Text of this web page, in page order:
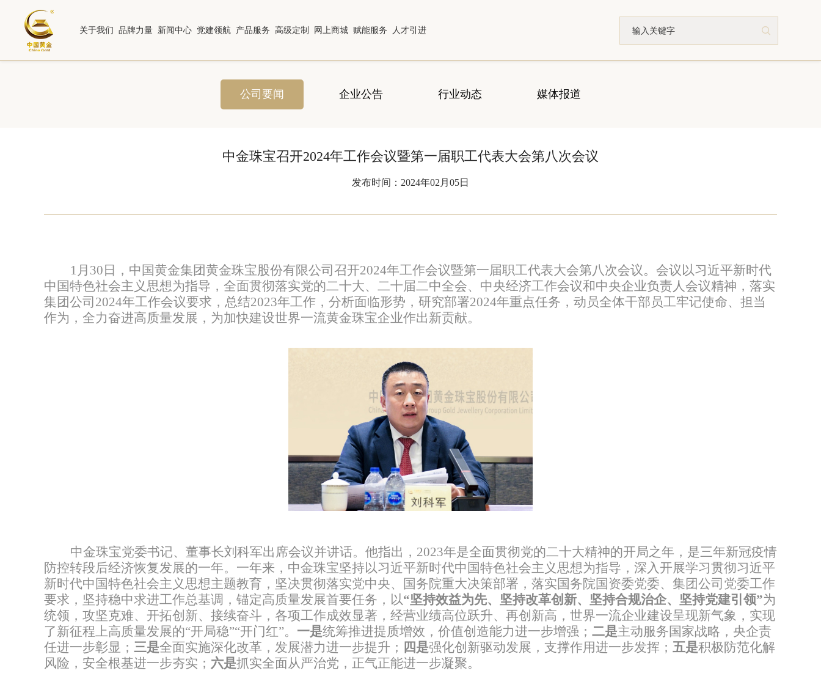
关于我们 品牌力量 新闻中心 党建领航 产品服务 高级定制 网上商城 赋能服务 人才引进 
公司要闻 企业公告 行业动态 媒体报道
中金珠宝召开2024年工作会议暨第一届职工代表大会第八次会议
发布时间：2024年02月05日
1 月 30 日，中国黄金集团黄金珠宝股份有限公司召开2024年工作会议暨第一届职工代表大会第八次会议。 会议 以习近平新时代
中国特色社会主义思想为指导，全面贯彻落实党的二十大、二十届二中全会、中央经济工作会议和中央企业负责人会议精神，落实
集团公司 2024年工作会议要求，总结2023年工作，分析面临形势，研究部署2024年重点任务，动员全体干部员工牢记使命、担当
作为，全力奋进高质量发展，为加快建设世界一流黄金珠宝企业作出新贡献。
中金珠宝党委书记、董事长刘科军出席会议并讲话。他指出， 2023年是全面贯彻党的二十大精神的开局之年，是三年新冠疫情
防控转段后经济恢复发展的一年。一年来，中金珠宝坚持以习近平新时代中国特色社会主义思想为指导，深入开展学习贯彻习近平
新时代中国特色社会主义思想主题教育，坚决贯彻落实党中央、国务院重大决策部署，落实国务院国资委党委、集团公司党委工作
要求，坚持稳中求进工作总基调，锚定高质量发展首要任务， 以“坚持效益为先、坚持改革创新、坚持合规治企、坚持党建引领”为
统领， 攻坚克难、开拓创新、接续奋斗，各项工作成效显著，经营业绩高位跃升、再创新高，世界一流企业建设呈现新气象，实现
了新征程上高质量发展的“开局稳”“开门红”。 一是统筹推进提质增效，价值创造能力进一步增强； 二是主动服务国家战略，央企责
任进一步彰显； 三是全面实施深化改革，发展潜力进一步提升； 四是强化创新驱动发展，支撑作用进一步发挥； 五是积极防范化解
风险，安全根基进一步夯实； 六是抓实全面从严治党，正气正能进一步凝聚。